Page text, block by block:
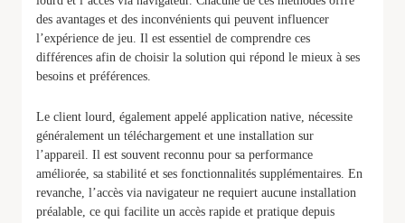
des avantages et des inconvénients qui peuvent influencer
l’expérience de jeu. Il est essentiel de comprendre ces
différences afin de choisir la solution qui répond le mieux à ses
besoins et préférences.
Le client lourd, également appelé application native, nécessite
généralement un téléchargement et une installation sur
l’appareil. Il est souvent reconnu pour sa performance
améliorée, sa stabilité et ses fonctionnalités supplémentaires. En
revanche, l’accès via navigateur ne requiert aucune installation
préalable, ce qui facilite un accès rapide et pratique depuis